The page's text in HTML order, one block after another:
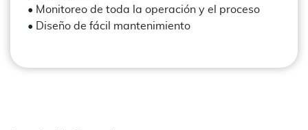
• Monitoreo de toda la operación y el proceso
• Diseño de fácil mantenimiento